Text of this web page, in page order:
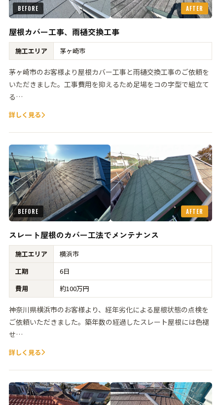
BEFORE AFTER
屋根カバー工事、雨樋交換工事
施工エリア 茅ヶ崎市
茅ヶ崎市のお客様より屋根カバー工事と雨樋交換工事のご依頼を
いただきました。工事費用を抑えるため足場をコの字型で組立て
る…
詳しく見る
BEFORE AFTER
スレート屋根のカバー工法でメンテナンス
施工エリア
横浜市
工期
6日
費用
約100万円
神奈川県横浜市のお客様より、経年劣化による屋根状態の点検を
ご依頼いただきました。築年数の経過したスレート屋根には色褪
せ…
詳しく見る